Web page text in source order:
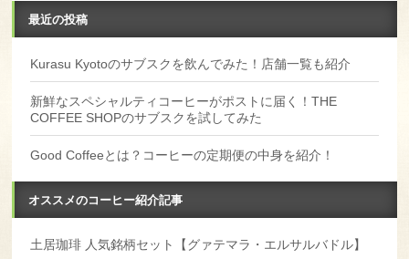
最近の投稿
Kurasu Kyotoのサブスクを飲んでみた！店舗一覧も紹介
新鮮なスペシャルティコーヒーがポストに届く！THE
COFFEE SHOPのサブスクを試してみた
Good Coffeeとは？コーヒーの定期便の中身を紹介！
オススメのコーヒー紹介記事
土居珈琲 人気銘柄セット【グァテマラ・エルサルバドル】